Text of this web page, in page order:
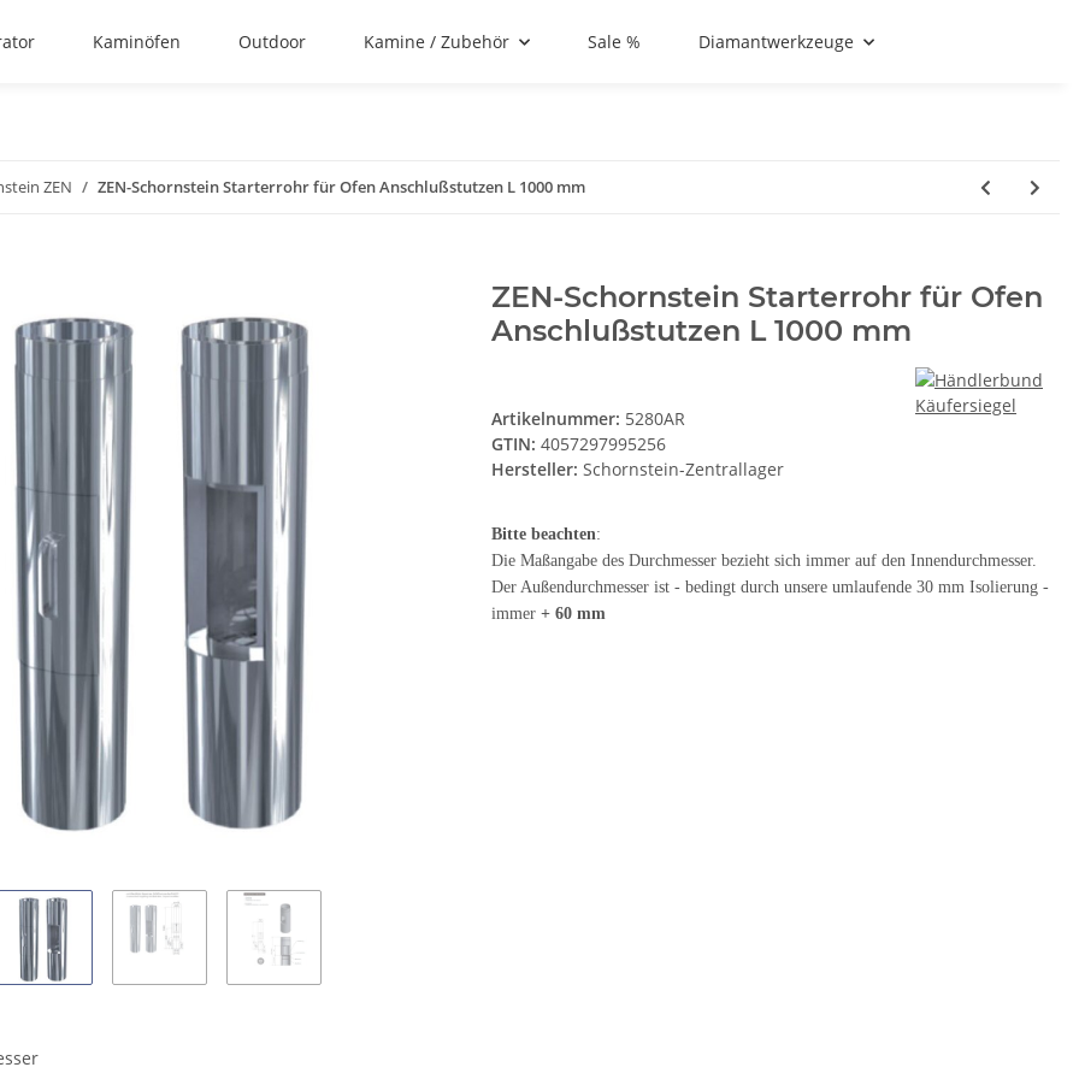
Kaminöfen Outdoor Kamine / Zubehör Sale % Diamantwerkzeuge
ZEN ZEN-Schornstein Starterrohr für Ofen Anschlußstutzen L 1000 mm
ZEN-Schornstein Starterrohr für Ofen
Anschlußstutzen L 1000 mm
Artikelnummer: 5280AR
GTIN: 4057297995256
Hersteller: Schornstein-Zentrallager
Bitte beachten:
Die Maßangabe des Durchmesser bezieht sich immer auf den Innendurchmesser.
Der Außendurchmesser ist - bedingt durch unsere umlaufende 30 mm Isolierung -
immer + 60 mm